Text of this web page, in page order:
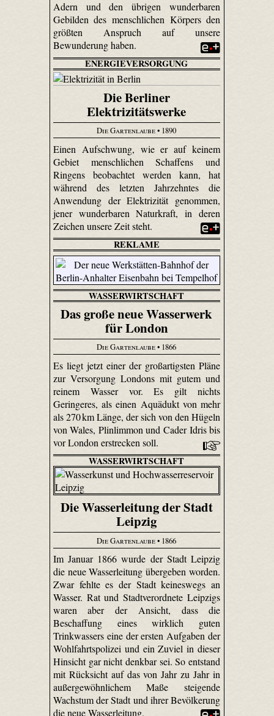
Adern und den übrigen wunderbaren
Gebilden des menschlichen Körpers den
größten Anspruch auf unsere
Bewunderung haben.
ENERGIEVERSORGUNG
Die Berliner
Elektrizitätswerke
Die Gartenlaube• 1890
Einen Aufschwung, wie er auf keinem
Gebiet menschlichen Schaffens und
Ringens beobachtet werden kann, hat
während des letzten Jahrzehntes die
Anwendung der Elektrizität genommen,
jener wunderbaren Naturkraft, in deren
Zeichen unsere Zeit steht.
REKLAME
WASSERWIRTSCHAFT
Das große neue Wasserwerk
für London
Die Gartenlaube• 1866
Es liegt jetzt einer der großartigsten Pläne
zur Versorgung Londons mit gutem und
reinem Wasser vor. Es gilt nichts
Geringeres, als einen Aquädukt von mehr
als 270 km Länge, der sich von den Hügeln
von Wales, Plinlimmon und Cader Idris bis
vor London erstrecken soll.
WASSERWIRTSCHAFT
Die Wasserleitung der Stadt
Leipzig
Die Gartenlaube• 1866
Im Januar 1866 wurde der Stadt Leipzig
die neue Wasserleitung übergeben worden.
Zwar fehlte es der Stadt keineswegs an
Wasser. Rat und Stadtverordnete Leipzigs
waren aber der Ansicht, dass die
Beschaffung eines wirklich guten
Trinkwassers eine der ersten Aufgaben der
Wohlfahrtspolizei und ein Zuviel in dieser
Hinsicht gar nicht denkbar sei. So entstand
mit Rücksicht auf das von Jahr zu Jahr in
außergewöhnlichem Maße steigende
Wachstum der Stadt und ihrer Bevölkerung
die neue Wasserleitung.